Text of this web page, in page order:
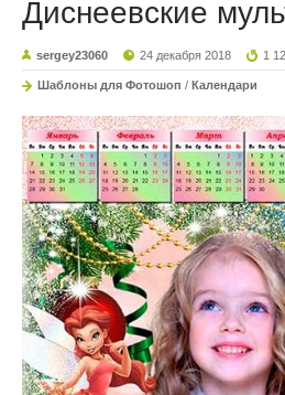
Диснеевские
sergey23060 24 декабря 2018 1
Шаблоны для Фотошоп / Календари